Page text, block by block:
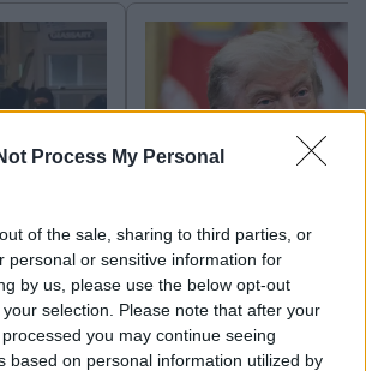
Process My Personal
of the sale, sharing to third parties, or
personal or sensitive information for
by us, please use the below opt-out
selection. Please note that after your
you may continue seeing
based on personal information utilized by
που
για
τραγωδία
το
Τραμπ: «Ο πόλεμος με
Ιράν θα τελειώσει
σύντομα – Εμείς
τα Στενά του